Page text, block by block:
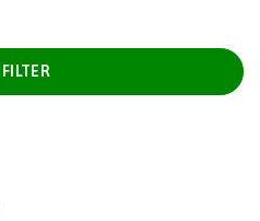
FILTER